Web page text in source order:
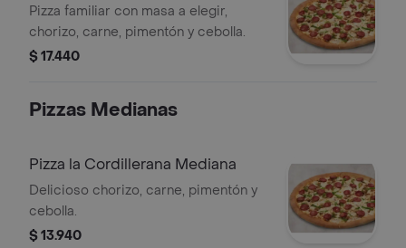
Pizza familiar con masa a elegir,
chorizo, carne, pimentón y cebolla.
$ 17.440
Pizzas Medianas
Pizza la Cordillerana Mediana
Delicioso chorizo, carne, pimentón y
cebolla.
$ 13.940